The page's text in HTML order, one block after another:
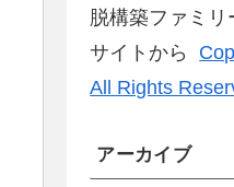
脱構築ファミ
サイトから
All Rights
アーカイブ